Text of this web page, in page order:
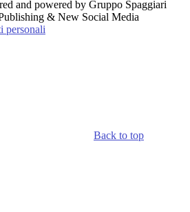
and powered by Gruppo Spaggiari
& New Social Media
personali
Back to top